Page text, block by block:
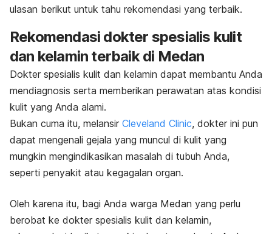
ulasan berikut untuk tahu rekomendasi yang terbaik.
Rekomendasi dokter spesialis kulit
dan kelamin terbaik di Medan
Dokter spesialis kulit dan kelamin dapat membantu Anda
mendiagnosis serta memberikan perawatan atas kondisi
kulit yang Anda alami.
Bukan cuma itu, melansir Cleveland Clinic, dokter ini pun
dapat mengenali gejala yang muncul di kulit yang
mungkin mengindikasikan masalah di tubuh Anda,
seperti penyakit atau kegagalan organ.
Oleh karena itu, bagi Anda warga Medan yang perlu
berobat ke dokter spesialis kulit dan kelamin,